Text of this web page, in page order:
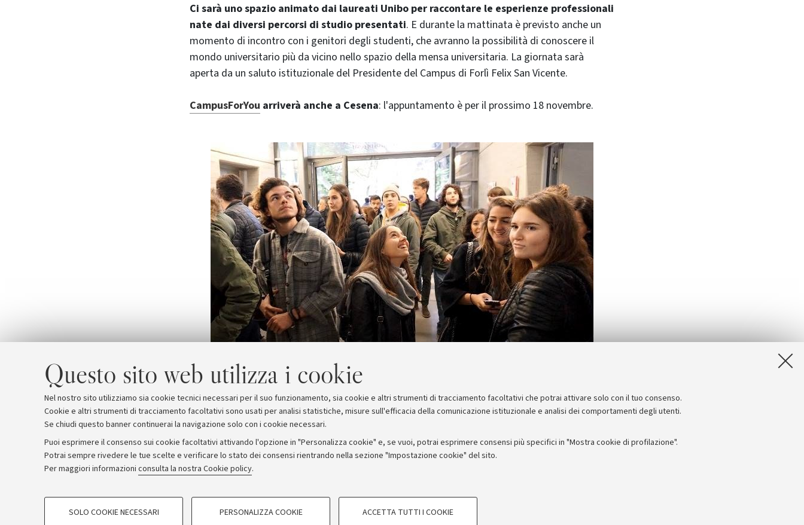
Questo sito web utilizza i cookie
Nel nostro sito utilizziamo sia cookie tecnici necessari per il suo funzionamento, sia cookie e altri strumenti di tracciamento facoltativi che potrai attivare solo con il tuo consenso.
Cookie e altri strumenti di tracciamento facoltativi sono usati per analisi statistiche, misure sull'efficacia della comunicazione istituzionale e analisi dei comportamenti degli utenti.
Se chiudi questo banner continuerai la navigazione solo con i cookie necessari.
Puoi esprimere il consenso sui cookie facoltativi attivando l'opzione in "Personalizza cookie" e, se vuoi, potrai esprimere consensi più specifici in "Mostra cookie di profilazione".
Potrai sempre rivedere le tue scelte e verificare lo stato dei consensi rientrando nella sezione "Impostazione cookie" del sito.
Per maggiori informazioni consulta la nostra Cookie policy.
COOKIE DI PROFILAZIONE - FACOLTATIVI COOKIE TECNICI - NECESSARI
SOLO COOKIE NECESSARI PERSONALIZZA COOKIE ACCETTA TUTTI I COOKIE
Ci sarà uno spazio animato dai laureati Unibo per raccontare le esperienze professionali
nate dai diversi percorsi di studio presentati. E durante la mattinata è previsto anche un
momento di incontro con i genitori degli studenti, che avranno la possibilità di conoscere il
mondo universitario più da vicino nello spazio della mensa universitaria. La giornata sarà
aperta da un saluto istituzionale del Presidente del Campus di Forlì Felix San Vicente.
CampusForYou arriverà anche a Cesena: l'appuntamento è per il prossimo 18 novembre.
Archivio Comunicati stampa Redazione Rassegna stampa
© Copyright 2026 - ALMA MATER STUDIORUM - Università di Bologna - Via Zamboni, 33 - 40126 Bologna - PI: 01131710376 - CF: 80007010376